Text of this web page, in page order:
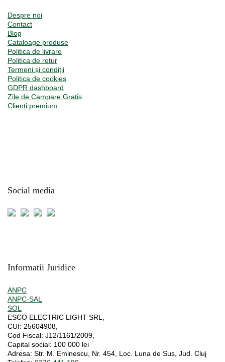
Despre noi
Contact
Blog
Cataloage produse
Politica de livrare
Politica de retur
Termeni și condiții
Politica de cookies
GDPR dashboard
Zile de Campare Gratis
Clienți premium
Social media
Informatii Juridice
ANPC
ANPC-SAL
SOL
ESCO ELECTRIC LIGHT SRL,
CUI: 25604908,
Cod Fiscal: J12/1161/2009,
Capital social: 100 000 lei
Adresa: Str. M. Eminescu, Nr. 454, Loc. Luna de Sus, Jud. Cluj